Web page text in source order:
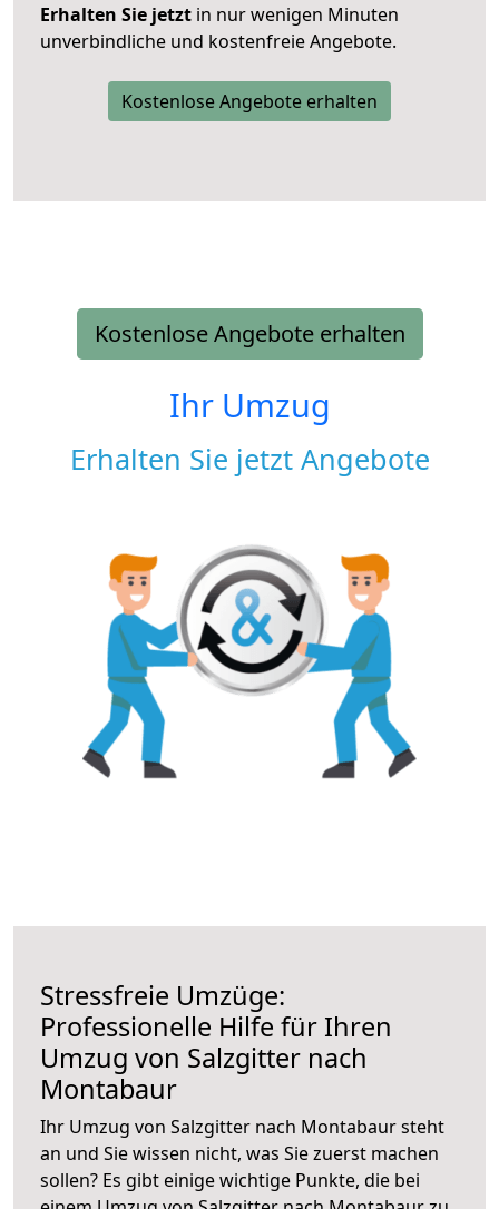
Erhalten Sie jetzt in nur wenigen Minuten
unverbindliche und kostenfreie Angebote.
Kostenlose Angebote erhalten
Kostenlose Angebote erhalten
Ihr Umzug
Erhalten Sie jetzt Angebote
Stressfreie Umzüge:
Professionelle Hilfe für Ihren
Umzug von Salzgitter nach
Montabaur
Ihr Umzug von Salzgitter nach Montabaur steht
an und Sie wissen nicht, was Sie zuerst machen
sollen? Es gibt einige wichtige Punkte, die bei